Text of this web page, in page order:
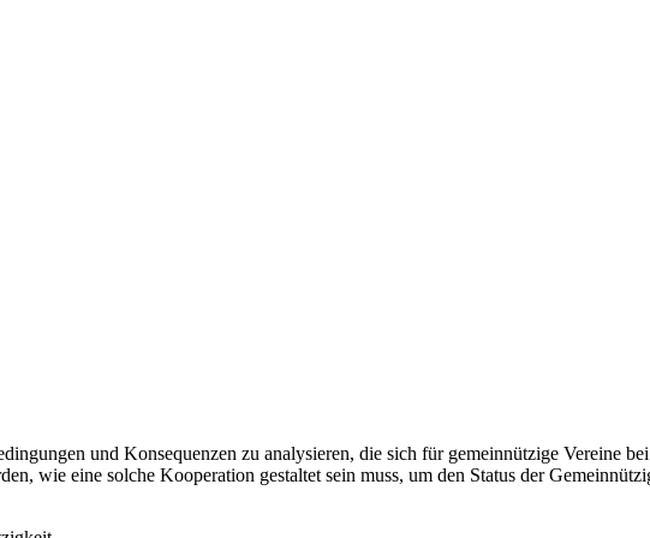
und Konsequenzen zu analysieren, die sich für gemeinnützige Vereine
wie eine solche Kooperation gestaltet sein muss, um den Status der